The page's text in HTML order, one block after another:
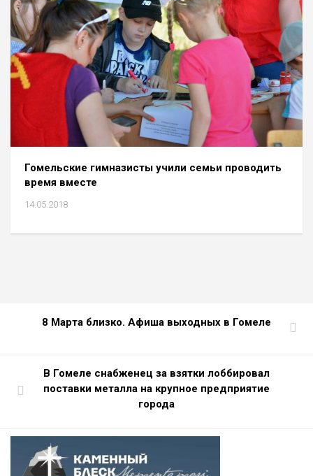
Гомельские гимназисты учили семьи проводить
время вместе
14.05.2018
8 Марта близко. Афиша выходных в Гомеле
В Гомеле снабженец за взятки лоббировал
поставки металла на крупное предприятие
города